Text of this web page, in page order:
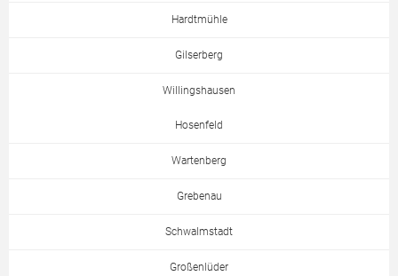
Hardtmühle
Gilserberg
Willingshausen
Hosenfeld
Wartenberg
Grebenau
Schwalmstadt
Großenlüder